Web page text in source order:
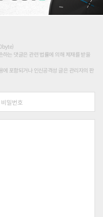
는 댓글은 관련 법률에 의해 제재를 받을
포함되거나 인신공격성 글은 관리자의 판